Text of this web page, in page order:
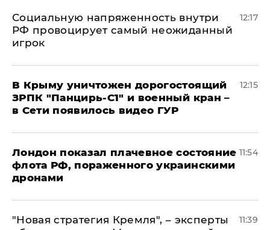
Социальную напряженность внутри
РФ провоцирует самый неожиданный
игрок
12:17
В Крыму уничтожен дорогостоящий
ЗРПК "Панцирь-С1" и военный кран –
в Сети появилось видео ГУР
12:15
Лондон показал плачевное состояние
флота РФ, пораженного украинскими
дронами
11:54
"Новая стратегия Кремля", – эксперты
11:39